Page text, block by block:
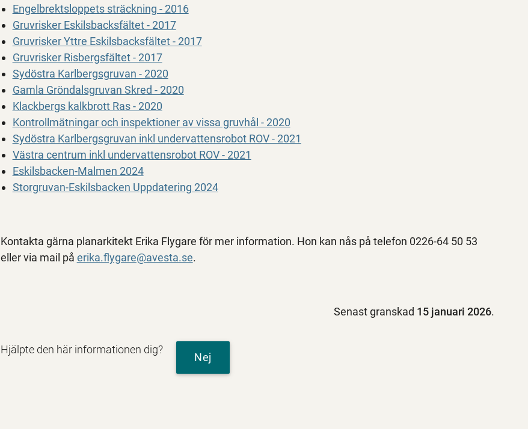
Engelbrektsloppets sträckning - 2016
Gruvrisker Eskilsbacksfältet - 2017
Gruvrisker Yttre Eskilsbacksfältet - 2017
Gruvrisker Risbergsfältet - 2017
Sydöstra Karlbergsgruvan - 2020
Gamla Gröndalsgruvan Skred - 2020
Klackbergs kalkbrott Ras - 2020
Kontrollmätningar och inspektioner av vissa gruvhål - 2020
Sydöstra Karlbergsgruvan inkl undervattensrobot ROV - 2021
Västra centrum inkl undervattensrobot ROV - 2021
Eskilsbacken-Malmen 2024
Storgruvan-Eskilsbacken Uppdatering 2024
Kontakta gärna planarkitekt Erika Flygare för mer information. Hon kan nås på telefon 0226-64 50 53
eller via mail på erika.flygare@avesta.se.
Senast granskad 15 januari 2026.
Hjälpte den här informationen dig?
Nej